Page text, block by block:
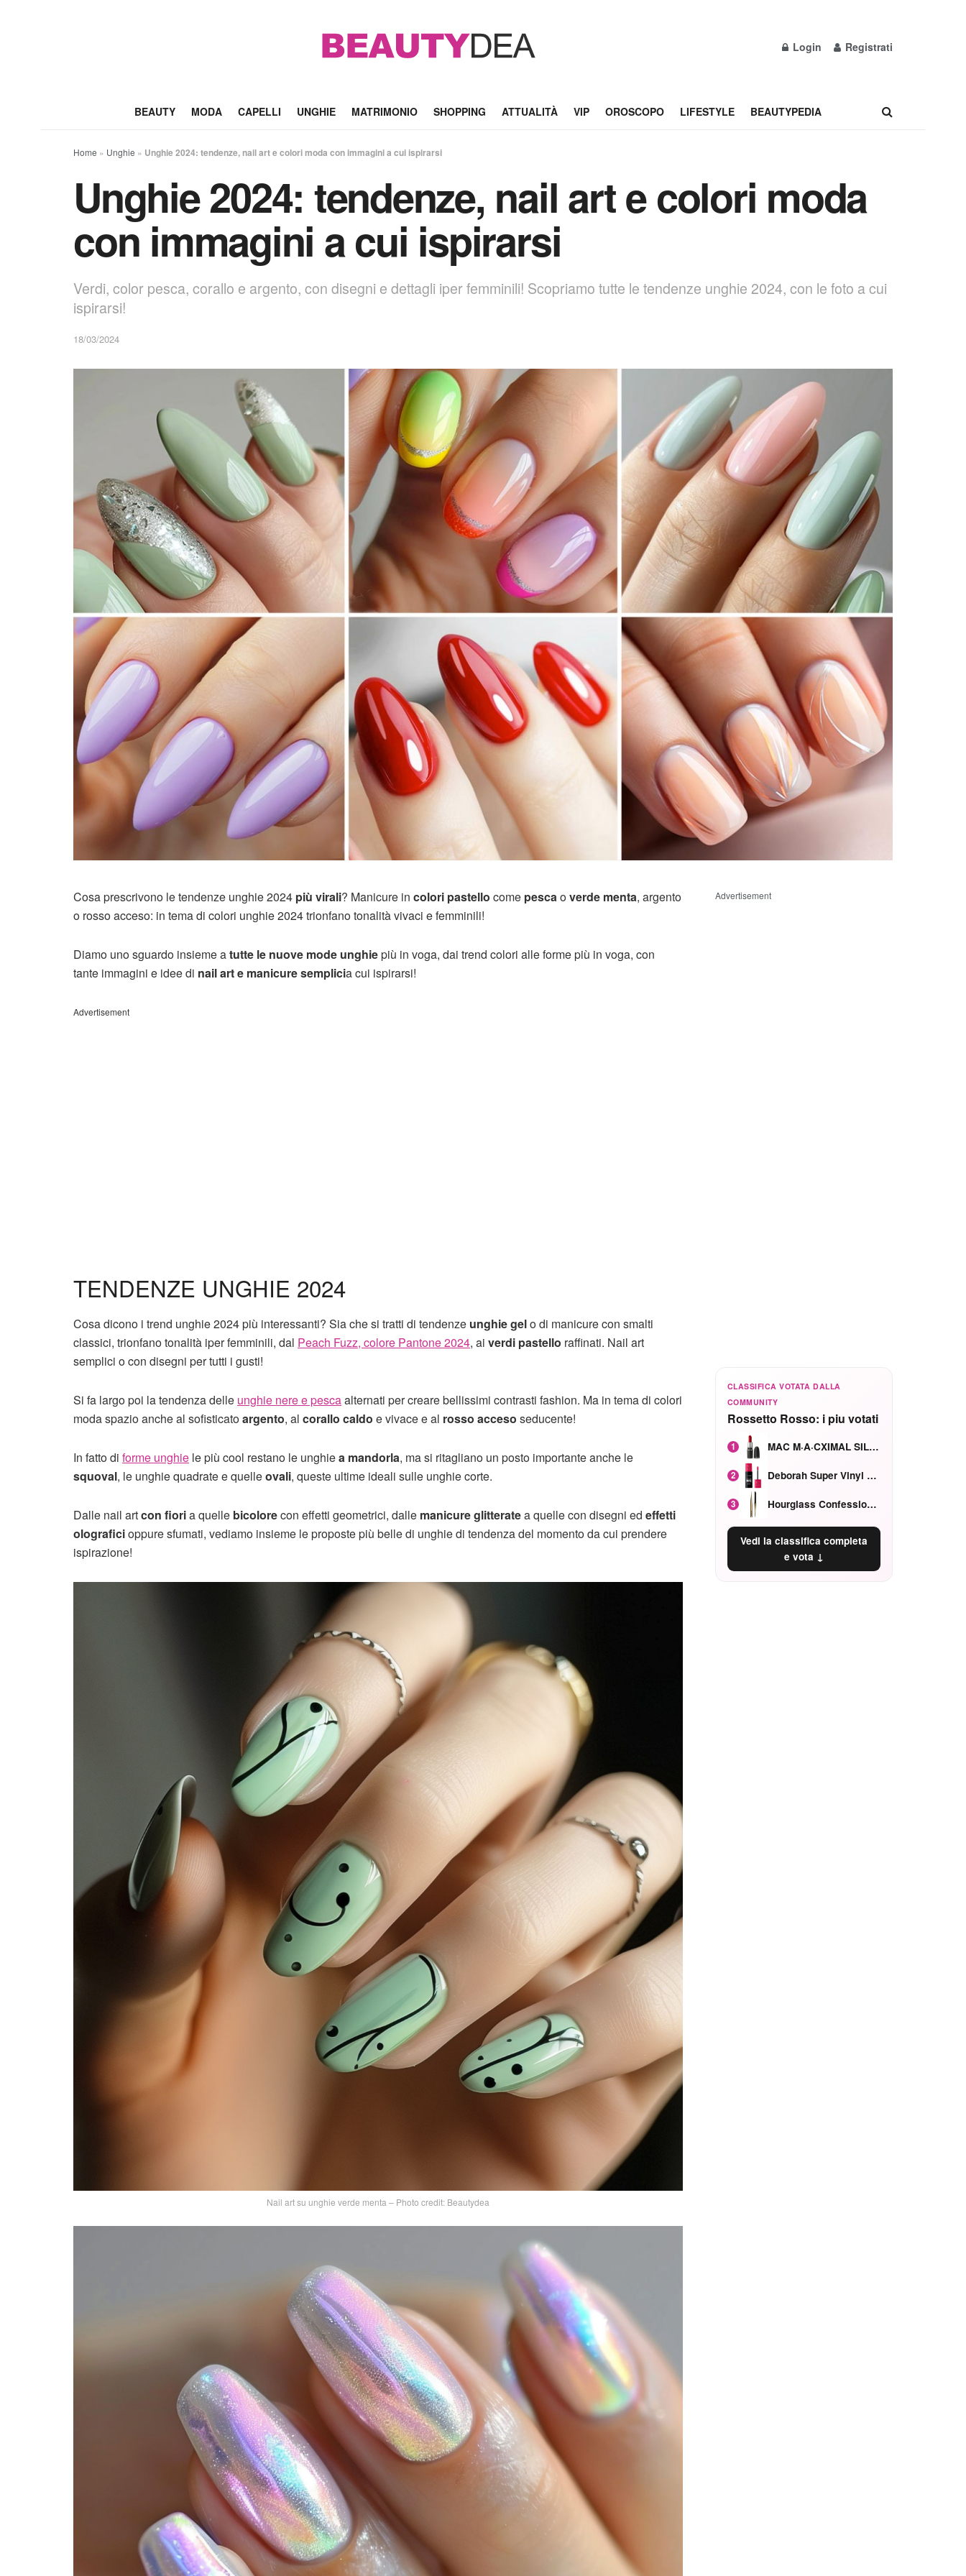
Login Registrati
BEAUTY MODA CAPELLI UNGHIE MATRIMONIO SHOPPING ATTUALITÀ VIP OROSCOPO LIFESTYLE BEAUTYPEDIA
Home » Unghie » Unghie 2024: tendenze, nail art e colori moda con immagini a cui ispirarsi
Unghie 2024: tendenze, nail art e colori moda
con immagini a cui ispirarsi
Verdi, color pesca, corallo e argento, con disegni e dettagli iper femminili! Scopriamo tutte le tendenze unghie 2024, con le foto a cui
ispirarsi!
18/03/2024
Cosa prescrivono le tendenze unghie 2024 più virali? Manicure in colori pastello come pescaoverde menta, argento
o rosso acceso: in tema di colori unghie 2024 trionfano tonalità vivaci e femminili!
Diamo uno sguardo insieme atutte le nuove mode unghiepiù in voga, dai trend colori alle forme più in voga, con
tante immagini e idee di nail art e manicure semplicia cui ispirarsi!
Advertisement
TENDENZE UNGHIE 2024
Cosa dicono i trend unghie 2024 più interessanti? Sia che si tratti di tendenze unghie gelo di manicure con smalti
classici, trionfano tonalità iper femminili, dal Peach Fuzz, colore Pantone 2024, ai verdi pastello raffinati. Nail art
semplici o con disegni per tutti i gusti!
Si fa largo poi la tendenza delle unghie nere e pescaalternati per creare bellissimi contrasti fashion. Ma in tema di colori
moda spazio anche al sofisticatoargento, al corallo caldo e vivace e al rosso acceso seducente!
In fatto di forme unghie le più cool restano le unghiea mandorla, ma si ritagliano un posto importante anche le
squoval, le unghie quadrate e quelleovali, queste ultime ideali sulle unghie corte.
Dalle nail artcon fioria quelle bicolorecon effetti geometrici, dalle manicure glitteratea quelle con disegni ed effetti
olograficioppure sfumati, vediamo insieme le proposte più belle di unghie di tendenza del momento da cui prendere
ispirazione!
Nail art su unghie verde menta – Photo credit: Beautydea
Advertisement
CLASSIFICA VOTATA DALLA
COMMUNITY
Rossetto Rosso: i piu votati
1 MAC M·A·CXIMAL SILKY MATTE Red Rock mat
2 Deborah Super Vinyl Shake Rosa Ciliegia
3 Hourglass Confession Ricaricabile Ultra Preciso Ad Alta Intensità Secretly Classic Red
Vedi la classifica completa
e vota ↓